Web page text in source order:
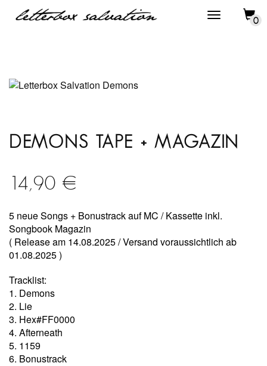
0
DEMONS TAPE + MAGAZIN
14,90 €
5 neue Songs + Bonustrack auf MC / Kassette inkl.
Songbook Magazin
( Release am 14.08.2025 / Versand voraussichtlich ab
01.08.2025 )
Tracklist:
1. Demons
2. Lie
3. Hex#FF0000
4. Afterneath
5. 1159
6. Bonustrack